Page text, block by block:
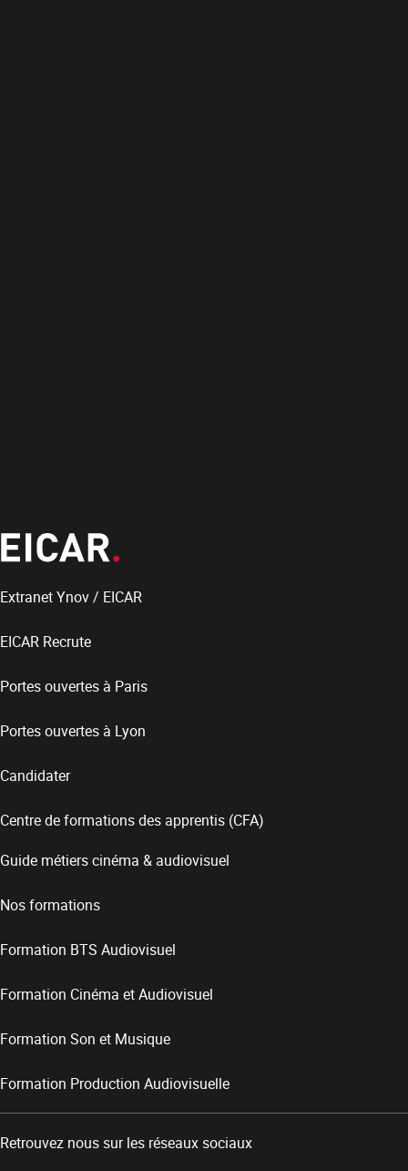
Extranet Ynov / EICAR
EICAR Recrute
Portes ouvertes à Paris
Portes ouvertes à Lyon
Candidater
Centre de formations des apprentis (CFA)
Guide métiers cinéma & audiovisuel
Nos formations
Formation BTS Audiovisuel
Formation Cinéma et Audiovisuel
Formation Son et Musique
Formation Production Audiovisuelle
Retrouvez nous sur les réseaux sociaux